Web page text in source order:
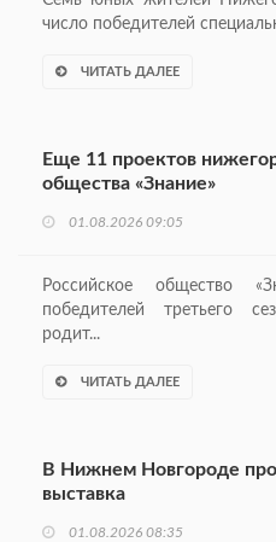
число победителей
ЧИТАТЬ ДАЛЕЕ
Еще 11 проектов
общества «Знание»
01.08.2026 09:05
Российское общество
победителей третьего
родит...
ЧИТАТЬ ДАЛЕЕ
В Нижнем Новгороде
выставка
01.08.2026 08:35